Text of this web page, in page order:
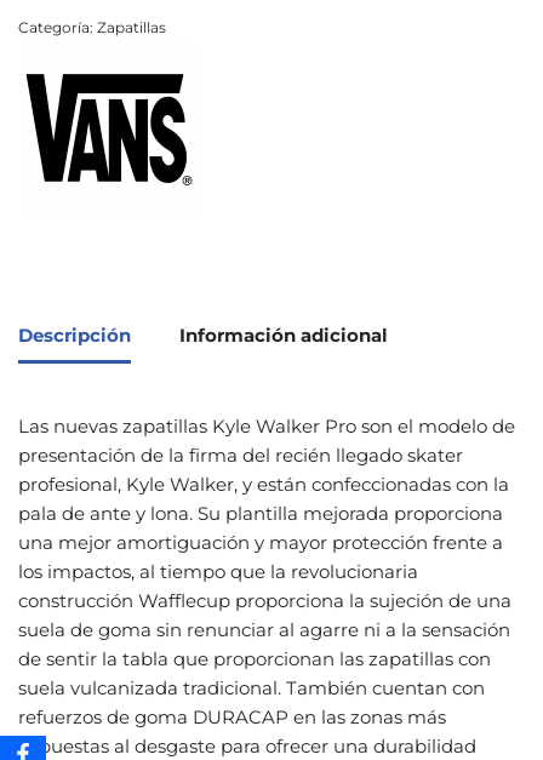
Categoría: Zapatillas
Descripción Información adicional
Las nuevas zapatillas Kyle Walker Pro son el modelo de
presentación de la firma del recién llegado skater
profesional, Kyle Walker, y están confeccionadas con la
pala de ante y lona. Su plantilla mejorada proporciona
una mejor amortiguación y mayor protección frente a
los impactos, al tiempo que la revolucionaria
construcción Wafflecup proporciona la sujeción de una
suela de goma sin renunciar al agarre ni a la sensación
de sentir la tabla que proporcionan las zapatillas con
suela vulcanizada tradicional. También cuentan con
refuerzos de goma DURACAP en las zonas más
expuestas al desgaste para ofrecer una durabilidad